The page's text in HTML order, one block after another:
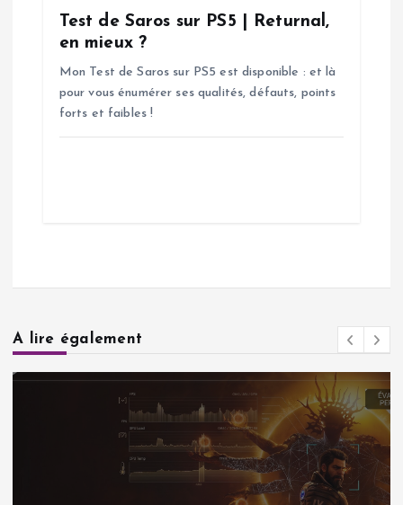
Test de Saros sur PS5 | Returnal,
en mieux ?
Mon Test de Saros sur PS5 est disponible : et là
pour vous énumérer ses qualités, défauts, points
forts et faibles !
A lire également